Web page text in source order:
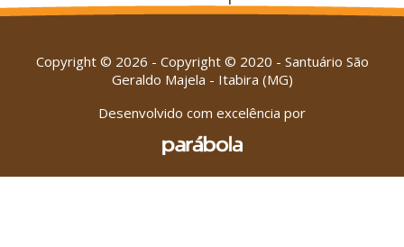
Copyright © 2026 - Copyright © 2020 - Santuário São
Geraldo Majela - Itabira (MG)
Desenvolvido com excelência por